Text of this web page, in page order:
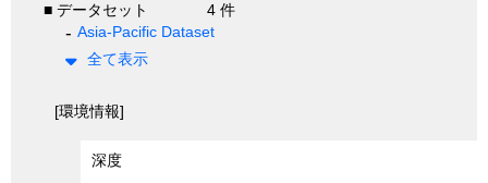
■ データセット
4 件
Asia-Pacific Dataset
全て表示
[環境情報]
深度